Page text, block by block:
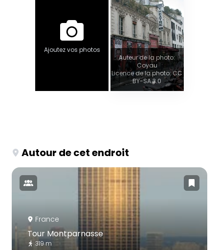
Ajoutez vos photos
Auteur de la photo:
Coyau
Licence de la photo: CC
BY-SA 3.0
Autour de cet endroit
France
Tour Montparnasse
319 m